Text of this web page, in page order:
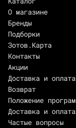
О магазине
Бренды
Подборки
Зотов.Карта
Контакты
Акции
Доставка и оплата
Возврат
Положение
Доставка и оплата
Частые вопросы